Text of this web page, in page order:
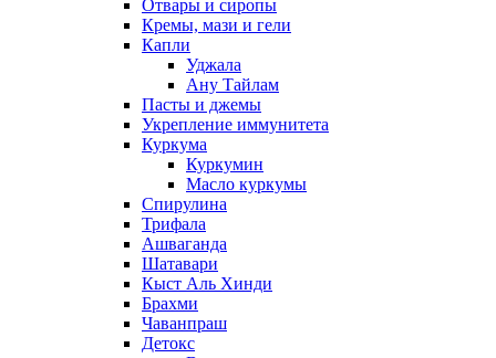
Отвары и сиропы
Кремы, мази и гели
Капли
Уджала
Ану Тайлам
Пасты и джемы
Укрепление иммунитета
Куркума
Куркумин
Масло куркумы
Спирулина
Трифала
Ашваганда
Шатавари
Кыст Аль Хинди
Брахми
Чаванпраш
Детокс